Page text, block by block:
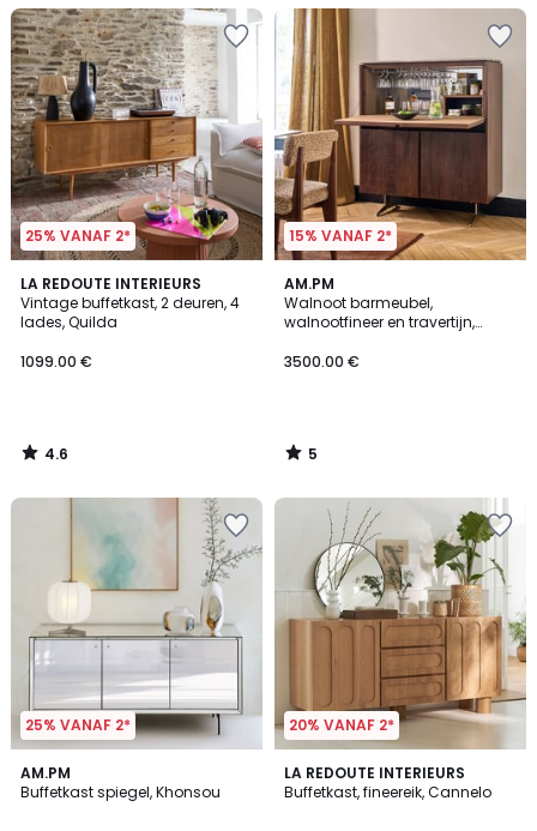
25% VANAF 2*
LA REDOUTE INTERIEURS
Vintage buffetkast, 2 deuren, 4
lades, Quilda
1099.00 €
4.6
/ 5
4.6
/
15% VANAF 2*
AM.PM
Walnoot barmeubel,
walnootfineer en travertijn,
3500.00 €
5
/
5
5
/
25% VANAF 2*
AM.PM
Buffetkast spiegel, Khonsou
4.6
/ 5
20% VANAF 2*
LA REDOUTE INTERIEURS
Buffetkast, fineereik, Cannelo
4.9
/ 5